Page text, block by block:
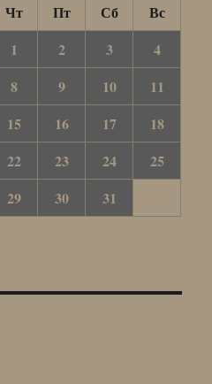
Чт Пт Сб
Вс
1
2 3
4
8 9 10 11
15 16 17 18
22 23 24
25
29 30 31